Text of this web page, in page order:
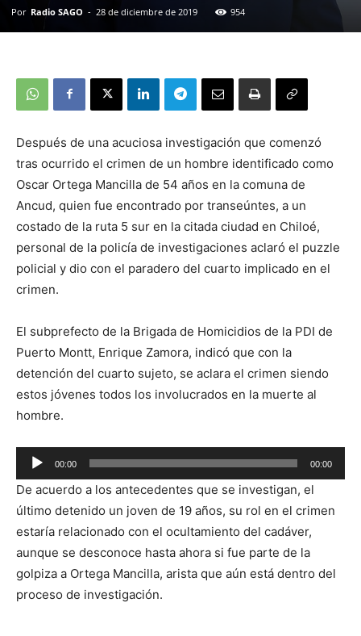
Por Radio SAGO - 28 de diciembre de 2019 954
Después de una acuciosa investigación que comenzó
tras ocurrido el crimen de un hombre identificado como
Oscar Ortega Mancilla de 54 años en la comuna de
Ancud, quien fue encontrado por transeúntes, a un
costado de la ruta 5 sur en la citada ciudad en Chiloé,
personal de la policía de investigaciones aclaró el puzzle
policial y dio con el paradero del cuarto implicado en el
crimen.
El subprefecto de la Brigada de Homicidios de la PDI de
Puerto Montt, Enrique Zamora, indicó que con la
detención del cuarto sujeto, se aclara el crimen siendo
estos jóvenes todos los involucrados en la muerte al
hombre.
Reproductor
de
audio
00:00 00:00
De acuerdo a los antecedentes que se investigan, el
último detenido un joven de 19 años, su rol en el crimen
estaría relacionado con el ocultamiento del cadáver,
aunque se desconoce hasta ahora si fue parte de la
golpiza a Ortega Mancilla, arista que aún está dentro del
proceso de investigación.